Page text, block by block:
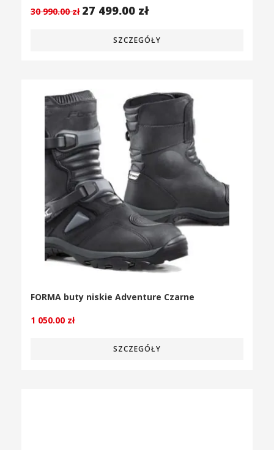
30 990.00zł 27 499.00 zł
SZCZEGÓŁY
FORMA buty niskie Adventure Czarne
1 050.00 zł
SZCZEGÓŁY